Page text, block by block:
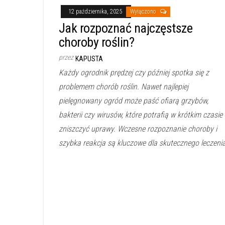
12 października, 2025 Wyłączono
Jak rozpoznać najczęstsze
choroby roślin?
przez KAPUSTA
Każdy ogrodnik prędzej czy później spotka się z
problemem chorób roślin. Nawet najlepiej
pielęgnowany ogród może paść ofiarą grzybów,
bakterii czy wirusów, które potrafią w krótkim czasie
zniszczyć uprawy. Wczesne rozpoznanie choroby i
szybka reakcja są kluczowe dla skutecznego